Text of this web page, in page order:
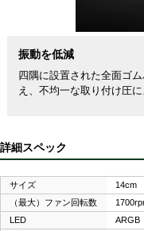
振動を低減
四隅に設置された全面ゴ
え、不均一な取り付け圧
詳細スペック
サイズ
14cm
（最大）ファン回転数
LED
ARGB